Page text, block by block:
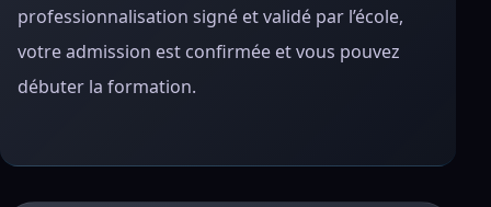
professionnalisation signé et validé par l’école,
votre admission est confirmée et vous pouvez
débuter la formation.